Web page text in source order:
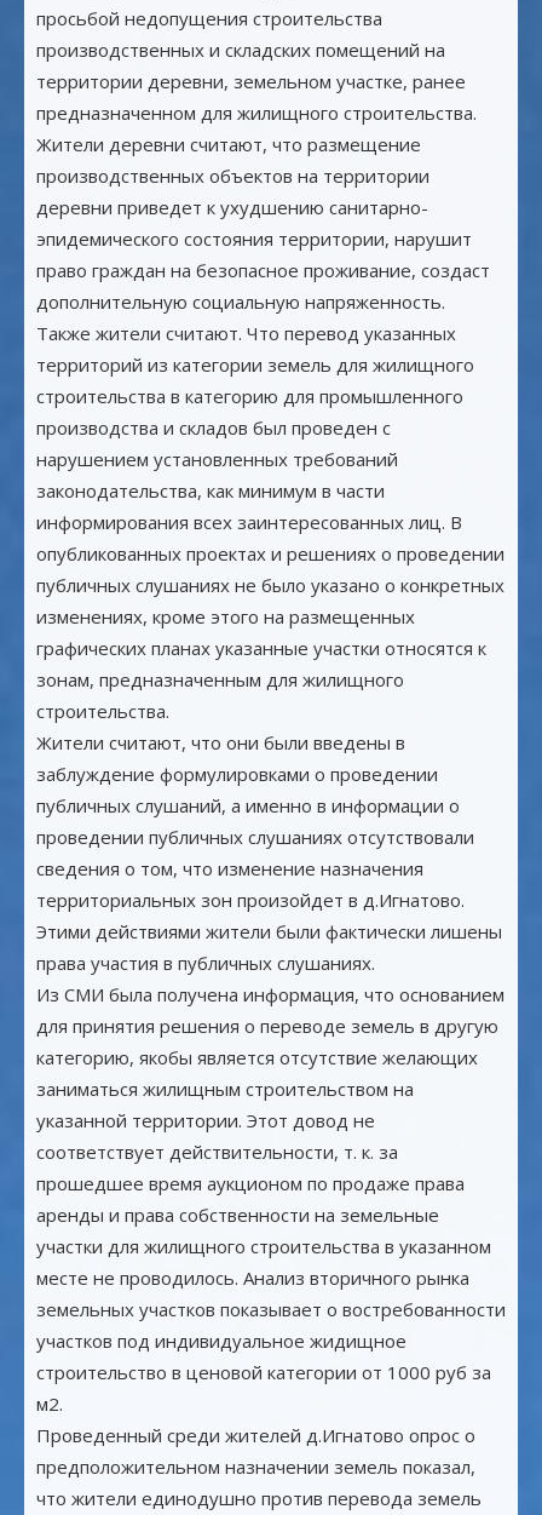
просьбой недопущения строительства
производственных и складских помещений на
территории деревни, земельном участке, ранее
предназначенном для жилищного строительства.
Жители деревни считают, что размещение
производственных объектов на территории
деревни приведет к ухудшению санитарно-
эпидемического состояния территории, нарушит
право граждан на безопасное проживание, создаст
дополнительную социальную напряженность.
Также жители считают. Что перевод указанных
территорий из категории земель для жилищного
строительства в категорию для промышленного
производства и складов был проведен с
нарушением установленных требований
законодательства, как минимум в части
информирования всех заинтересованных лиц. В
опубликованных проектах и решениях о проведении
публичных слушаниях не было указано о конкретных
изменениях, кроме этого на размещенных
графических планах указанные участки относятся к
зонам, предназначенным для жилищного
строительства.
Жители считают, что они были введены в
заблуждение формулировками о проведении
публичных слушаний, а именно в информации о
проведении публичных слушаниях отсутствовали
сведения о том, что изменение назначения
территориальных зон произойдет в д.Игнатово.
Этими действиями жители были фактически лишены
права участия в публичных слушаниях.
Из СМИ была получена информация, что основанием
для принятия решения о переводе земель в другую
категорию, якобы является отсутствие желающих
заниматься жилищным строительством на
указанной территории. Этот довод не
соответствует действительности, т. к. за
прошедшее время аукционом по продаже права
аренды и права собственности на земельные
участки для жилищного строительства в указанном
месте не проводилось. Анализ вторичного рынка
земельных участков показывает о востребованности
участков под индивидуальное жидищное
строительство в ценовой категории от 1000 руб за
м2.
Проведенный среди жителей д.Игнатово опрос о
предположительном назначении земель показал,
что жители единодушно против перевода земель